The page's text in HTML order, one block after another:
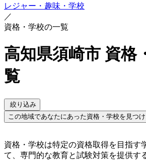
レジャー・趣味・学校
／
資格・学校の一覧
高知県須崎市 資格
覧
絞り込み
この地域であなたにあった資格・学校を見つ
資格・学校は特定の資格取得を目指す
て、専門的な教育と試験対策を提供す